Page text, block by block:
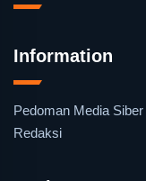
Information
Pedoman Media Siber
Redaksi